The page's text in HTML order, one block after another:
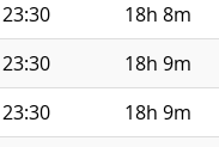
23:30
18h 8m
23:30
18h 9m
23:30
18h 9m